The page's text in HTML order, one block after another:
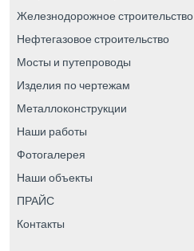
Железнодорожное строительство
Нефтегазовое строительство
Мосты и путепроводы
Изделия по чертежам
Металлоконструкции
Наши работы
Фотогалерея
Наши объекты
ПРАЙС
Контакты